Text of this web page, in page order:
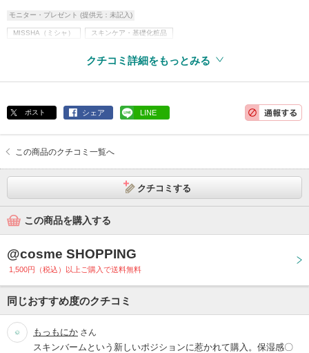
モニター・プレゼント (提供元：未記入)
MISSHA（ミシャ） スキンケア・基礎化粧品
ヒアルロン酸
クチコミ詳細をもっとみる
ポスト シェア LINE
この商品のクチコミ一覧へ
クチコミする
この商品を購入する
@cosme SHOPPING
1,500円（税込）以上ご購入で送料無料
同じおすすめ度のクチコミ
もっもにか さん
スキンバームという新しいポジションに惹かれて購入。保湿感〇